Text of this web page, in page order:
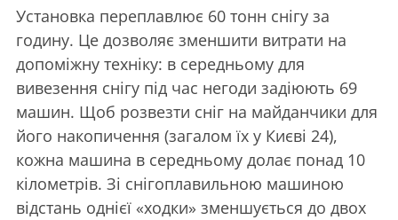
Установка переплавлює 60 тонн снігу за
годину. Це дозволяє зменшити витрати на
допоміжну техніку: в середньому для
вивезення снігу під час негоди задіюють 69
машин. Щоб розвезти сніг на майданчики для
його накопичення (загалом їх у Києві 24),
кожна машина в середньому долає понад 10
кілометрів. Зі снігоплавильною машиною
відстань однієї «ходки» зменшується до двох